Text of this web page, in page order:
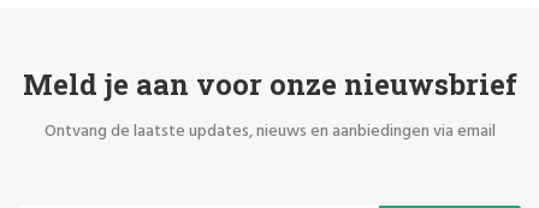
Meld je aan voor onze nieuwsbrief
Ontvang de laatste updates, nieuws en aanbiedingen via email